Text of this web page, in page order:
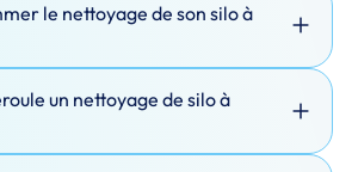
le nettoyage de son silo à
un nettoyage de silo à